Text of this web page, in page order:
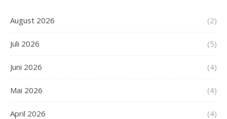
August 2026 (2)
Juli 2026 (5)
Juni 2026 (4)
Mai 2026 (4)
April 2026 (4)